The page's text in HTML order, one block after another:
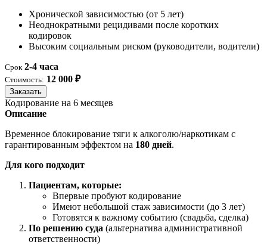
Хронической зависимостью (от 5 лет)
Неоднократными рецидивами после коротких
кодировок
Высоким социальным риском (руководители, водители)
Срок 2-4 часа
Стоимость: 12 000 ₽
Заказать
Кодирование на 6 месяцев
Описание
Временное блокирование тяги к алкоголю/наркотикам с
гарантированным эффектом на 180 дней.
Для кого подходит
Пациентам, которые:
Впервые пробуют кодирование
Имеют небольшой стаж зависимости (до 3 лет)
Готовятся к важному событию (свадьба, сделка)
По решению суда (альтернатива административной
ответственности)